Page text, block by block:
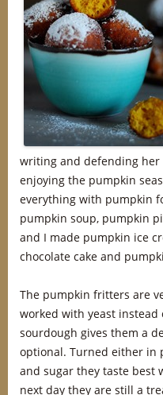
writing and defending her
enjoying the pumpkin
everything with pumpkin
pumpkin soup, pumpkin
and I made pumpkin ice
chocolate cake and
The pumpkin fritters are
worked with yeast
sourdough gives them a
optional. Turned either in
and sugar they taste best
next day they are still a